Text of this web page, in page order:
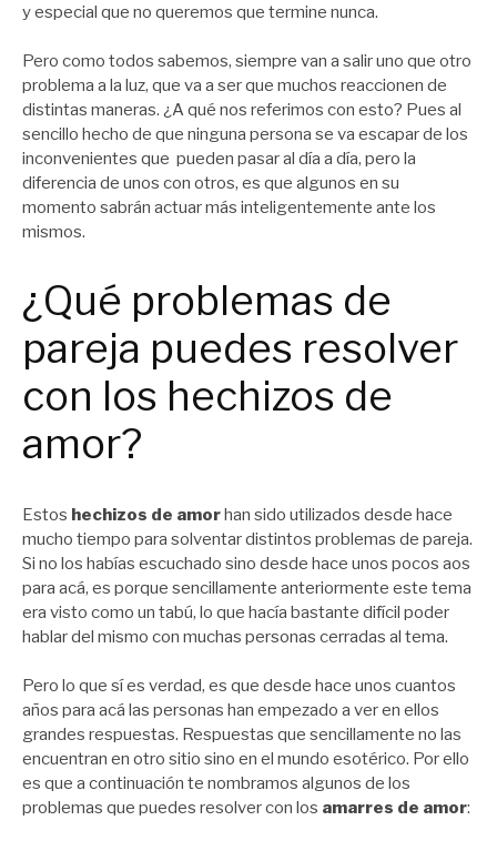
y especial que no queremos que termine nunca.
Pero como todos sabemos, siempre van a salir uno que otro
problema a la luz, que va a ser que muchos reaccionen de
distintas maneras. ¿A qué nos referimos con esto? Pues al
sencillo hecho de que ninguna persona se va escapar de los
inconvenientes que pueden pasar al día a día, pero la
diferencia de unos con otros, es que algunos en su
momento sabrán actuar más inteligentemente ante los
mismos.
¿Qué problemas de
pareja puedes resolver
con los hechizos de
amor?
Estos hechizos de amorhan sido utilizados desde hace
mucho tiempo para solventar distintos problemas de pareja.
Si no los habías escuchado sino desde hace unos pocos aos
para acá, es porque sencillamente anteriormente este tema
era visto como un tabú, lo que hacía bastante difícil poder
hablar del mismo con muchas personas cerradas al tema.
Pero lo que sí es verdad, es que desde hace unos cuantos
años para acá las personas han empezado a ver en ellos
grandes respuestas. Respuestas que sencillamente no las
encuentran en otro sitio sino en el mundo esotérico. Por ello
es que a continuación te nombramos algunos de los
problemas que puedes resolver con los amarres de amor: